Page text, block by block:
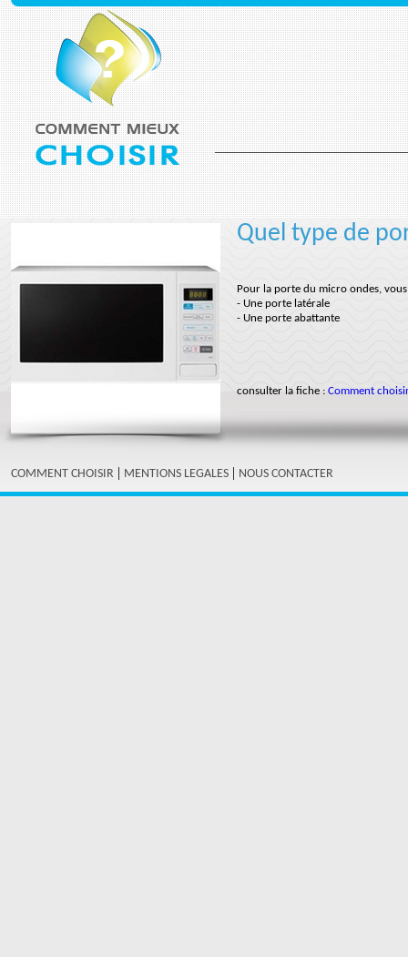
Quel type de
Pour la porte du micro ondes,
- Une porte latérale
- Une porte abattante
consulter la fiche : Comment
COMMENT CHOISIR | MENTIONS LEGALES | NOUS CONTACTER